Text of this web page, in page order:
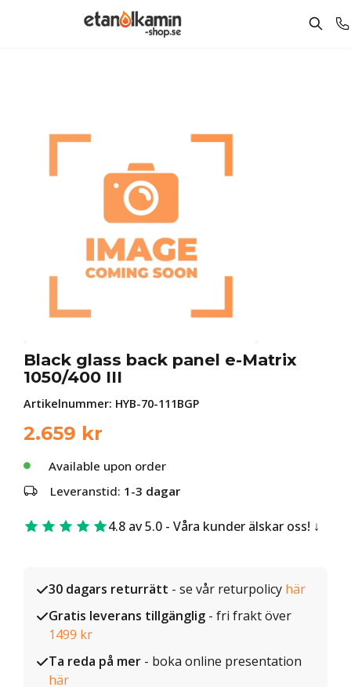
Black glass back panel e-Matrix
1050/400 III
Artikelnummer: HYB-70-111BGP
2.659 kr
Available upon order
Leveranstid: 1-3 dagar
4.8 av 5.0 - Våra kunder älskar oss!
30 dagars returrätt - se vår returpolicy här
Gratis leverans tillgänglig - fri frakt över
1499 kr
Ta reda på mer - boka online presentation
här